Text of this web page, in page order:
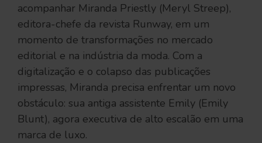
acompanhar Miranda Priestly (Meryl Streep),
editora-chefe da revista Runway, em um
momento de transformações no mercado
editorial e na indústria da moda. Com a
digitalização e o colapso das publicações
impressas, Miranda precisa enfrentar um novo
obstáculo: sua antiga assistente Emily (Emily
Blunt), agora executiva de alto escalão em uma
marca de luxo.